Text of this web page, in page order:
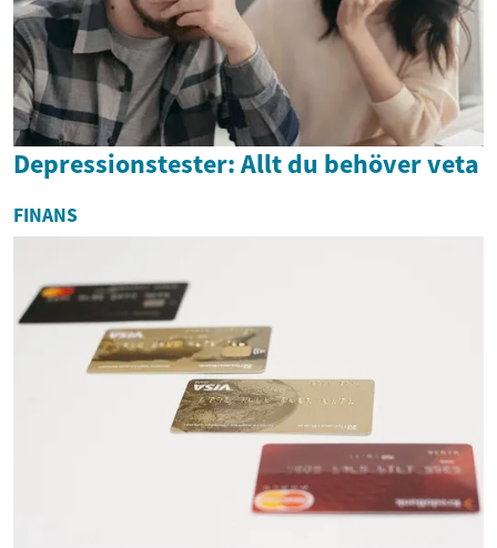
Depressionstester: Allt du behöver veta
FINANS